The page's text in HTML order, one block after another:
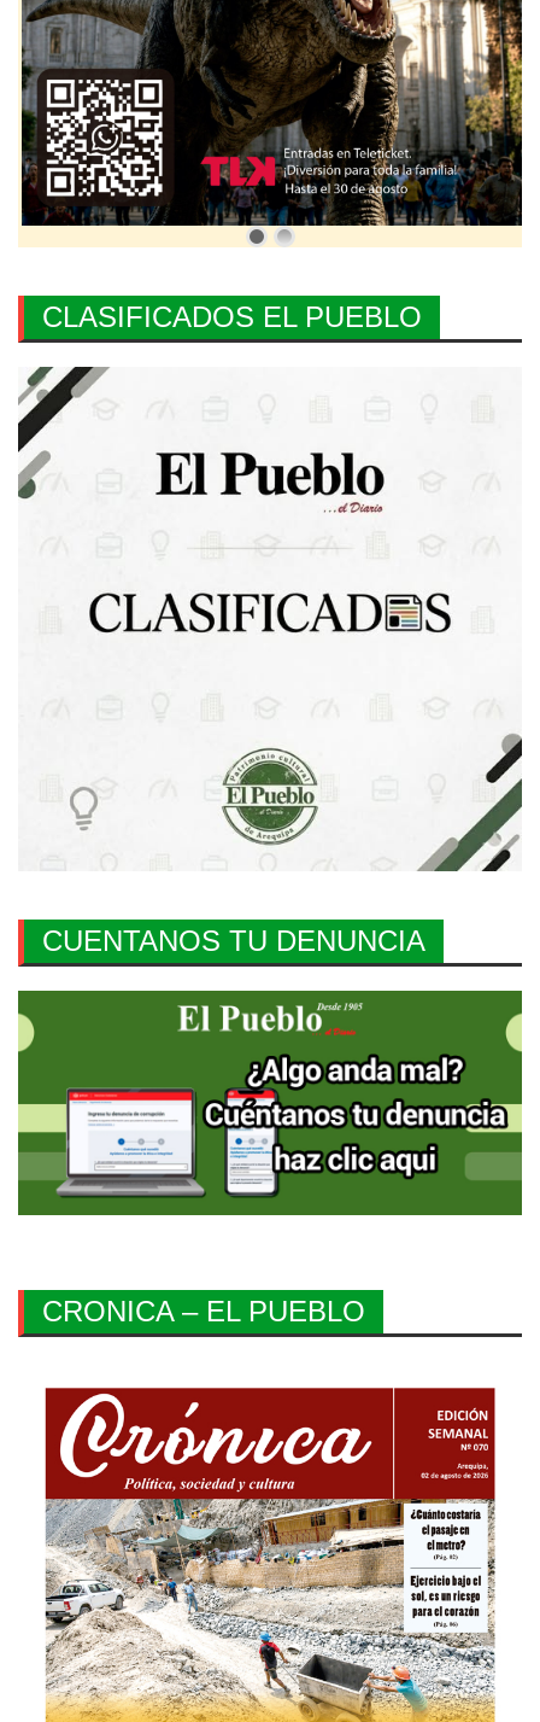
CLASIFICADOS EL PUEBLO
CUENTANOS TU DENUNCIA
CRONICA – EL PUEBLO